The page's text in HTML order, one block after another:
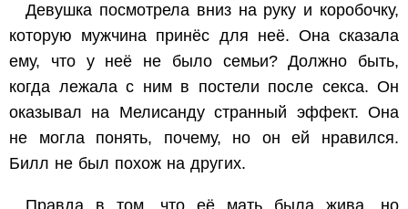
Девушка посмотрела вниз на руку и коробочку,
которую мужчина принёс для неё. Она сказала
ему, что у неё не было семьи? Должно быть,
когда лежала с ним в постели после секса. Он
оказывал на Мелисанду странный эффект. Она
не могла понять, почему, но он ей нравился.
Билл не был похож на других.